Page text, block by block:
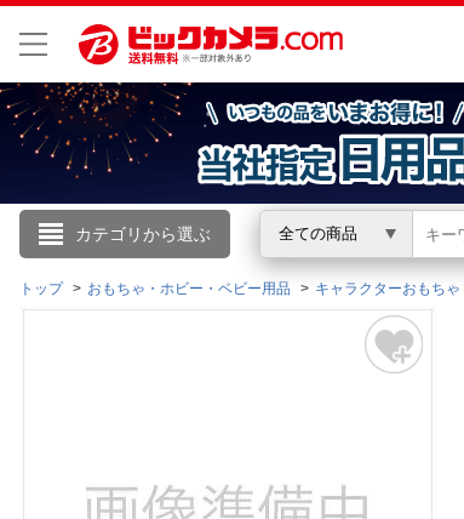
カテゴリから選ぶ 全ての商品
こんにちは
ログイン
トップ おもちゃ・ホビー・ベビー用品 キャラクターおもちゃ